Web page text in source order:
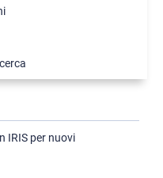
IRIS per nuovi